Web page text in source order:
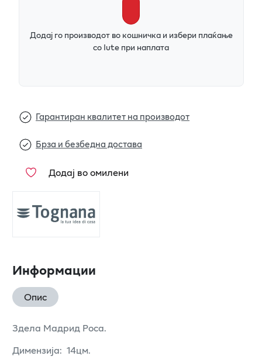
Додај го производот во кошничка и избери плаќање
со Iute при наплата
Гарантиран квалитет на производот
Брза и безбедна достава
Додај во омилени
Информации
Опис
Здела Мадрид Роса.
Димензија: 14цм.